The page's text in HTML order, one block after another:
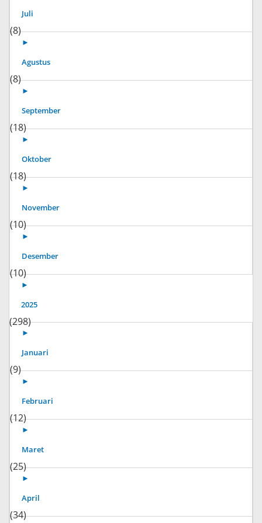
Juli
(8)
►
Agustus
(8)
►
September
(18)
►
Oktober
(18)
►
November
(10)
►
Desember
(10)
►
2025
(298)
►
Januari
(9)
►
Februari
(12)
►
Maret
(25)
►
April
(34)